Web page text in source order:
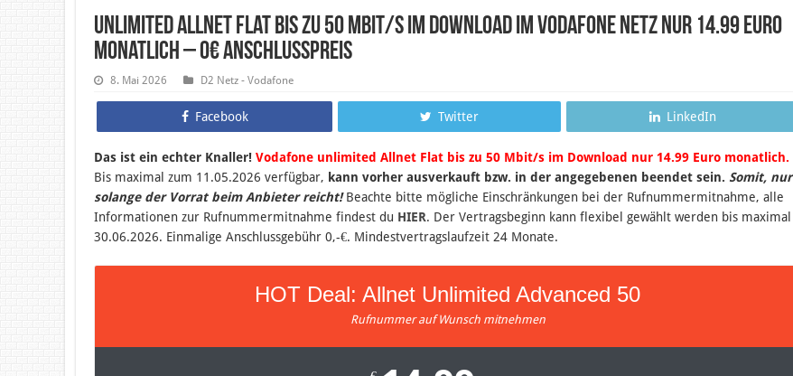
unlimited Allnet Flat bis zu 50 Mbit/s im Download im Vodafone Netz nur 14.99 Euro
monatlich – 0€ Anschlusspreis
8. Mai 2026 D2 Netz - Vodafone
Facebook Twitter LinkedIn
Das ist ein echter Knaller! Vodafone unlimited Allnet Flat bis zu 50 Mbit/s im Download nur 14.99 Euro monatlich.
Bis maximal zum 11 .05.2026 verfügbar, kann vorher ausverkauft bzw. in der angegebenen beendet sein. Somit, nur
solange der Vorrat beim Anbieter reicht!Beachte bitte mögliche Einschränkungen bei der Rufnummermitnahme, alle
Informationen zur Rufnummermitnahme findest du HIER. Der Vertragsbeginn kann flexibel gewählt werden bis maximal
30.06.2026. Einmalige Anschlussgebühr 0,-€. Mindestvertragslaufzeit 24 Monate.
HOT Deal: Allnet Unlimited Advanced 50
Rufnummer auf Wunsch mitnehmen